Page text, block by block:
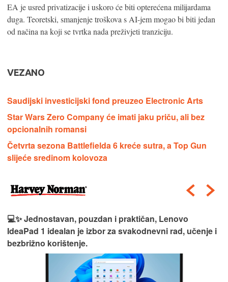
EA je usred privatizacije i uskoro će biti opterećena milijardama
duga. Teoretski, smanjenje troškova s ​​AI-jem mogao bi biti jedan
od načina na koji se tvrtka nada preživjeti tranziciju.
VEZANO
Saudijski investicijski fond preuzeo Electronic Arts
Star Wars Zero Company će imati jaku priču, ali bez
opcionalnih romansi
Četvrta sezona Battlefielda 6 kreće sutra, a Top Gun
slijeće sredinom kolovoza
💻✨ Jednostavan, pouzdan i praktičan, Lenovo
IdeaPad 1 idealan je izbor za svakodnevni rad, učenje i
bezbrižno korištenje.